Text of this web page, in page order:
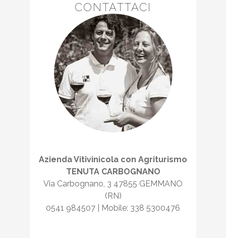
CONTATTACI
Azienda Vitivinicola con Agriturismo
TENUTA CARBOGNANO
Via Carbognano, 3 47855 GEMMANO
(RN)
0541 984507 | Mobile: 338 5300476